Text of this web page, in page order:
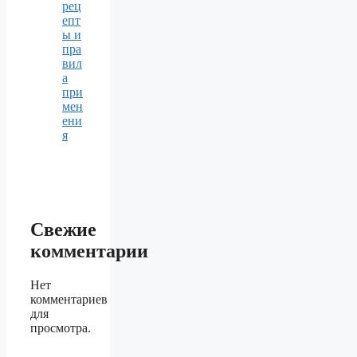
рец
епт
ы и
пра
вил
а
при
мен
ени
я
Свежие
комментарии
Нет
комментариев
для
просмотра.